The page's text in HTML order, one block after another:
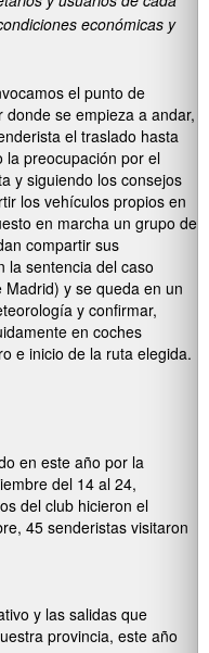
económicas y
el punto de
se empieza a andar,
el traslado hasta
la preocupación por el
y siguiendo los consejos
los vehículos propios en
en marcha un grupo de
compartir sus
la sentencia del caso
y se queda en un
y confirmar,
en coches
e inicio de la ruta elegida.
en este año por la
del 14 al 24,
del club hicieron el
45 senderistas visitaron
y las salidas que
provincia, este año